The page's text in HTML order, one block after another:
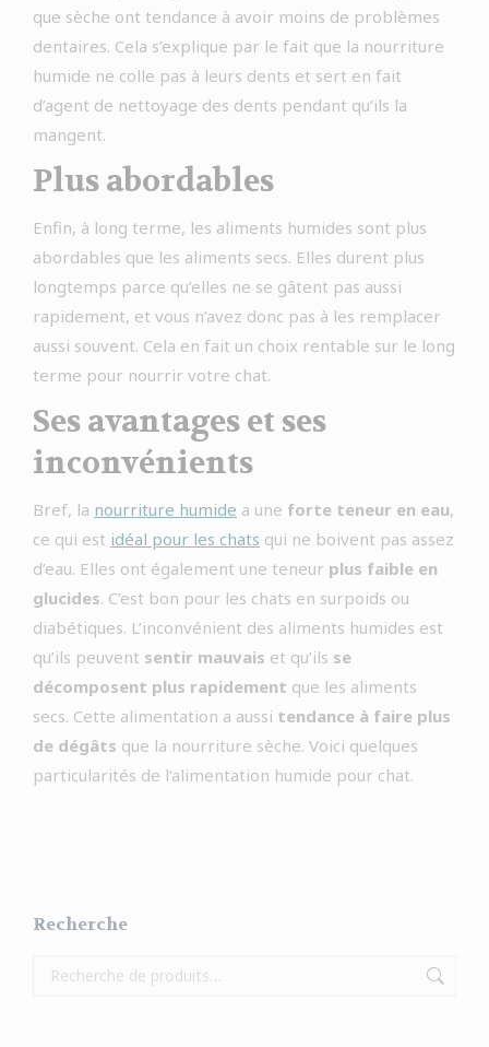
que sèche ont tendance à avoir moins de problèmes
dentaires. Cela s’explique par le fait que la nourriture
humide ne colle pas à leurs dents et sert en fait
d’agent de nettoyage des dents pendant qu’ils la
mangent.
Plus abordables
Enfin, à long terme, les aliments humides sont plus
abordables que les aliments secs. Elles durent plus
longtemps parce qu’elles ne se gâtent pas aussi
rapidement, et vous n’avez donc pas à les remplacer
aussi souvent. Cela en fait un choix rentable sur le long
terme pour nourrir votre chat.
Ses avantages et ses
inconvénients
Bref, la nourriture humide a une forte teneur en eau,
ce qui est idéal pour les chats qui ne boivent pas assez
d’eau. Elles ont également une teneur plus faible en
glucides. C’est bon pour les chats en surpoids ou
diabétiques. L’inconvénient des aliments humides est
qu’ils peuvent sentir mauvais et qu’ils se
décomposent plus rapidement que les aliments
secs. Cette alimentation a aussi tendance à faire plus
de dégâts que la nourriture sèche. Voici quelques
particularités de l’alimentation humide pour chat.
Recherche